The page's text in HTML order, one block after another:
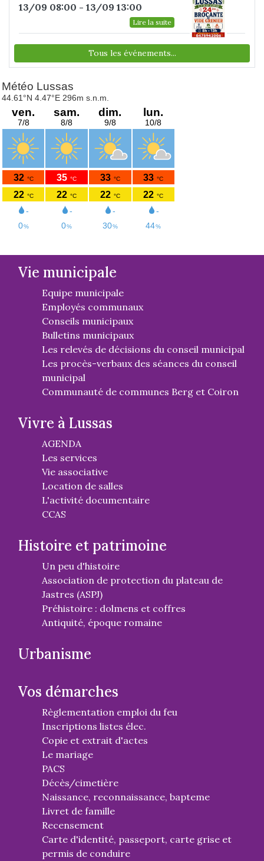
13/09 08:00 - 13/09 13:00
Lire la suite
Tous les événements...
Vie municipale
Equipe municipale
Employés communaux
Conseils municipaux
Bulletins municipaux
Les relevés de décisions du conseil municipal
Les procès-verbaux des séances du conseil
municipal
Communauté de communes Berg et Coiron
Vivre à Lussas
AGENDA
Les services
Vie associative
Location de salles
L'activité documentaire
CCAS
Histoire et patrimoine
Un peu d'histoire
Association de protection du plateau de
Jastres (ASPJ)
Préhistoire : dolmens et coffres
Antiquité, époque romaine
Urbanisme
Vos démarches
Règlementation emploi du feu
Inscriptions listes élec.
Copie et extrait d'actes
Le mariage
PACS
Décès/cimetière
Naissance, reconnaissance, bapteme
Livret de famille
Recensement
Carte d'identité, passeport, carte grise et
permis de conduire